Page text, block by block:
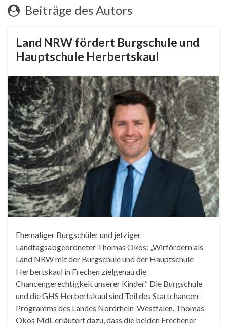
Beiträge des Autors
Land NRW fördert Burgschule und
Hauptschule Herbertskaul
Ehemaliger Burgschüler und jetziger
Landtagsabgeordneter Thomas Okos: „Wirfördern als
Land NRW mit der Burgschule und der Hauptschule
Herbertskaul in Frechen zielgenau die
Chancengerechtigkeit unserer Kinder.“ Die Burgschule
und die GHS Herbertskaul sind Teil des Startchancen-
Programms des Landes Nordrhein-Westfalen. Thomas
Okos MdL erläutert dazu, dass die beiden Frechener